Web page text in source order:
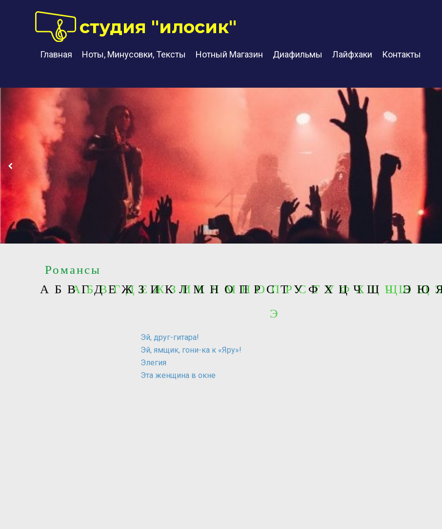
Главная Ноты, Минусовки, Тексты Нотный Магазин Диафильмы Лайфхаки Контакты
студия "илосик"
А Б В Г ДЕЖ З ИК ЛМ Н О П РСТУ Ф Х Ц ЧШ ЩЭ Ю
А Б В Г Д Е Ж З И К Л М Н О П Р С Т У Ф Х Ц Ч Ш Щ
Романсы
Э
Эй, друг-гитара!
Эй, ямщик, гони-ка к «Яру»!
Элегия
Эта женщина в окне